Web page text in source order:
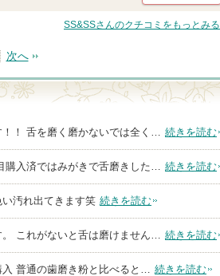
SS&SSさんのクチコミをもっとみる
次へ
！ 舌を磨く磨かないでは全く… 続きを読む
購入済ではみがきで舌磨きした… 続きを読む
汚れ出てきます笑 続きを読む
これがないと舌は磨けません… 続きを読む
普通の歯磨き粉と比べると… 続きを読む